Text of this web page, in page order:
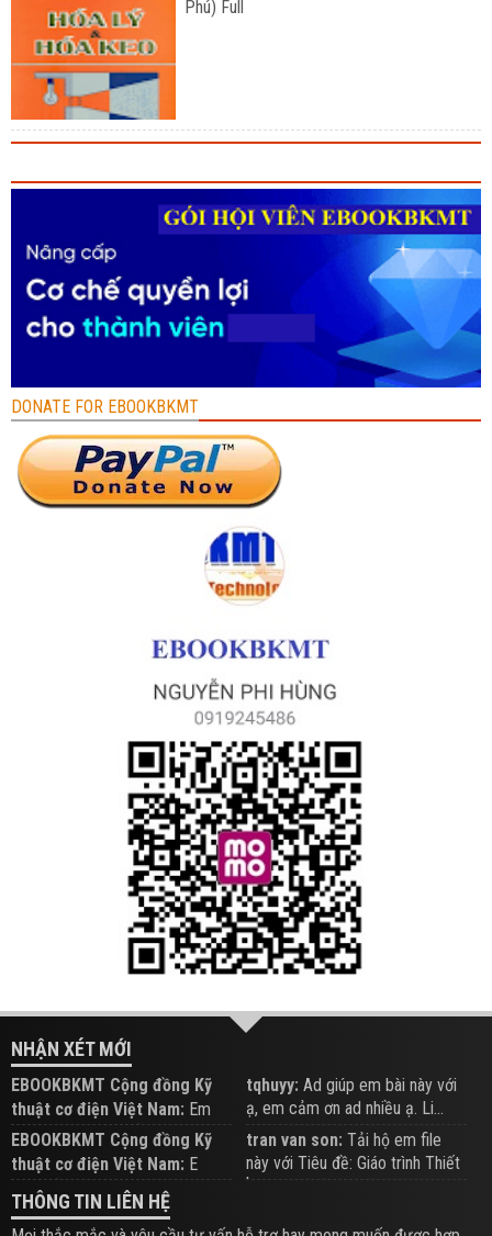
Phú) Full
DONATE FOR EBOOKBKMT
NHẬN XÉT MỚI
EBOOKBKMT Cộng đồng Kỹ
thuật cơ điện Việt Nam: Em
đăng trên Group hỗ trợ nhé
tqhuyy: Ad giúp em bài này với
ạ, em cảm ơn ad nhiều ạ. Li...
EBOOKBKMT Cộng đồng Kỹ
thuật cơ điện Việt Nam: E
xem hỗ trợ trên Group
tran van son: Tải hộ em file
này với Tiêu đề: Giáo trình Thiết
b...
THÔNG TIN LIÊN HỆ